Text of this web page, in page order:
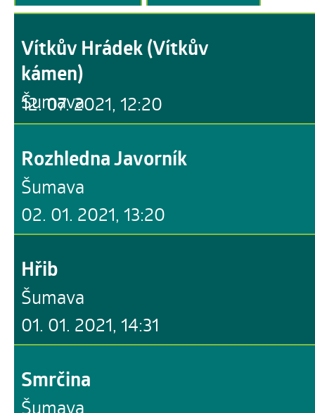
12. 07. 2021, 12:20
Vítkův Hrádek (Vítkův
kámen)
Šumava
02. 01. 2021, 13:20
Rozhledna Javorník
Šumava
01. 01. 2021, 14:31
Hřib
Šumava
Smrčina
Šumava